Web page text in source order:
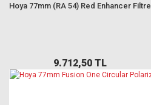
Hoya 77mm (RA 54) Red Enhancer Filtre
9.712,50 TL